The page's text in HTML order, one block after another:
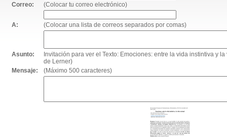
Correo: (Colocar tu correo electrónico)
A: (Colocar una lista de correos separados por comas)
Asunto:
Invitación para ver el Texto: Emociones: entre la vida instintiva y
de Lerner)
Mensaje:
(Máximo 500 caracteres)